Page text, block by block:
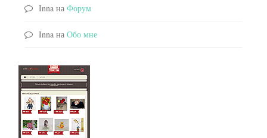
Inna на Форум
Inna на Обо мне